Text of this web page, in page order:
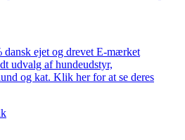
dansk ejet og drevet E-mærket
udvalg af hundeudstyr,
og kat. Klik her for at se deres